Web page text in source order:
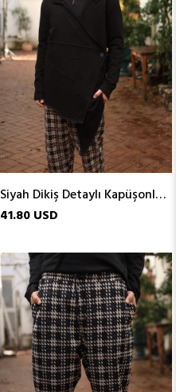
Siyah Dikiş Detaylı Kapüşonlu Düğmeli Erkek Hırka
41.80 USD